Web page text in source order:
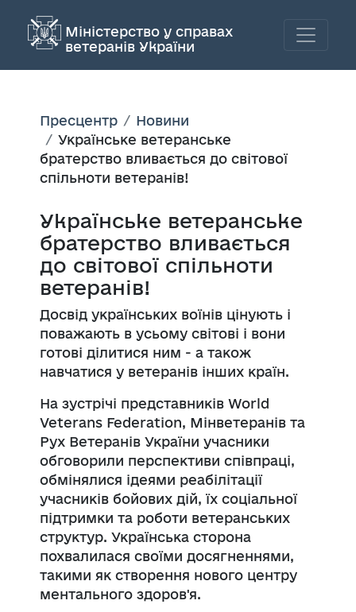
Міністерство у справах
ветеранів України
Пресцентр
Новини
Українське ветеранське
братерство вливається до світової
спільноти ветеранів!
Українське ветеранське
братерство вливається
до світової спільноти
ветеранів!
Досвід українських воїнів цінують і
поважають в усьому світові і вони
готові ділитися ним - а також
навчатися у ветеранів інших країн.
На зустрічі представників World
Veterans Federation, Мінветеранів та
Рух Ветеранів України учасники
обговорили перспективи співпраці,
обмінялися ідеями реабілітації
учасників бойових дій, їх соціальної
підтримки та роботи ветеранських
структур. Українська сторона
похвалилася своїми досягненнями,
такими як створення нового центру
ментального здоров'я.